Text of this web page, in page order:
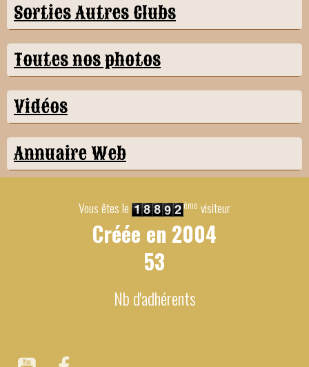
Sorties Autres Clubs
Toutes nos photos
Vidéos
Annuaire Web
Vous êtes le ème visiteur
Créée en 2004
53
Nb d'adhérents